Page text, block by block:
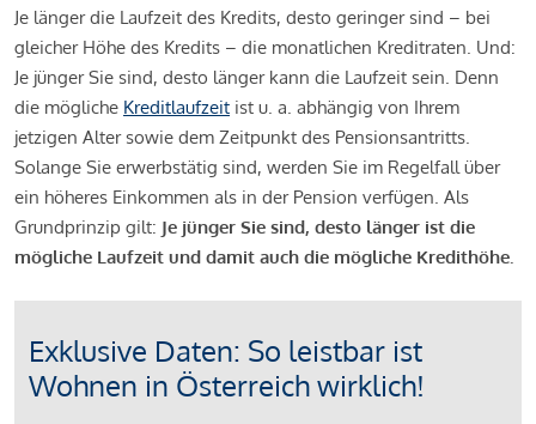
Je länger die Laufzeit des Kredits, desto geringer sind – bei
gleicher Höhe des Kredits – die monatlichen Kreditraten. Und:
Je jünger Sie sind, desto länger kann die Laufzeit sein. Denn
die mögliche Kreditlaufzeit ist u. a. abhängig von Ihrem
jetzigen Alter sowie dem Zeitpunkt des Pensionsantritts.
Solange Sie erwerbstätig sind, werden Sie im Regelfall über
ein höheres Einkommen als in der Pension verfügen. Als
Grundprinzip gilt: Je jünger Sie sind, desto länger ist die
mögliche Laufzeit und damit auch die mögliche Kredithöhe.
Exklusive Daten: So leistbar ist
Wohnen in Österreich wirklich!